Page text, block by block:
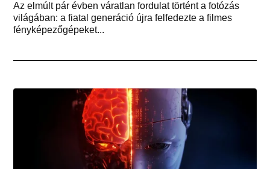
Az elmúlt pár évben váratlan fordulat történt a fotózás
világában: a fiatal generáció újra felfedezte a filmes
fényképezőgépeket...